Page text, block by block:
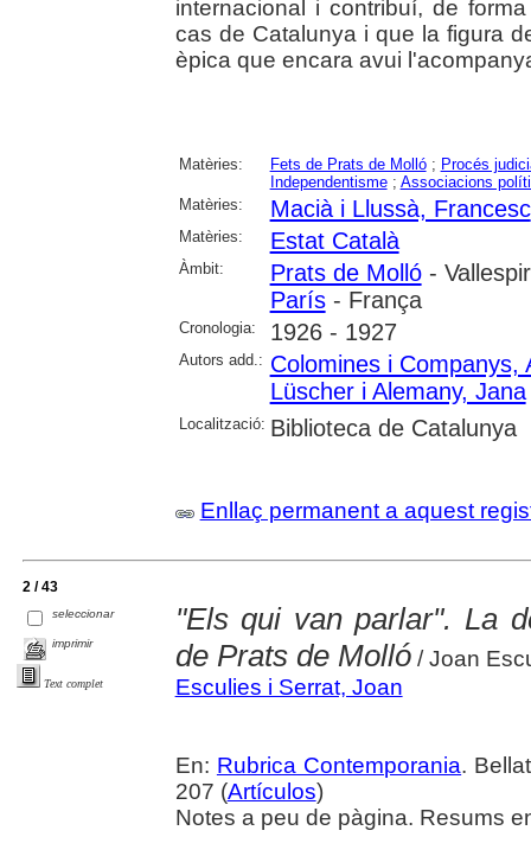
internacional i contribuí, de
cas de Catalunya i que la figura
èpica que encara avui
Matèries: Fets de Prats de Molló; Procés
Independentisme; Associacions
Matèries:
Macià i Llussà, Francesc
Matèries: Estat Català
Àmbit: Prats de Molló-
París- França
Cronologia: 1926 - 1927
Autors add.: Colomines i Companys,
Lüscher i Alemany, Jana
Localització: Biblioteca de Catalunya
Enllaç permanent a aquest
2 / 43
seleccionar
imprimir
Text complet
"Els qui van parlar". La
de Prats de Molló/ Joan
Esculies i Serrat, Joan
En: Rubrica Contemporania.
207 (Artículos)
Notes a peu de pàgina. Resums